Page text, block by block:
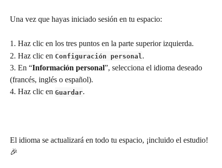
Una vez que hayas iniciado sesión en tu espacio:
1. Haz clic en los tres puntos en la parte superior izquierda.
2. Haz clic en Configuración personal .
3. En “Información personal”, selecciona el idioma deseado
(francés, inglés o español).
4. Haz clic en Guardar.
El idioma se actualizará en todo tu espacio, ¡incluido el estudio!
🎉